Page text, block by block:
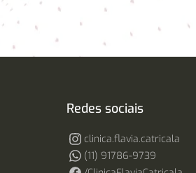
Redes sociais
clinica.flavia.catricala
(11) 91786-9739